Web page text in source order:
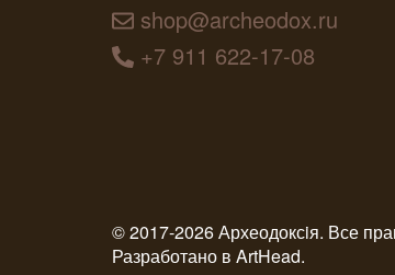
shop@archeodox.ru
+7 911 622-17-08
© 2017-2026 Археодоксiя. Все
Разработано в ArtHead.